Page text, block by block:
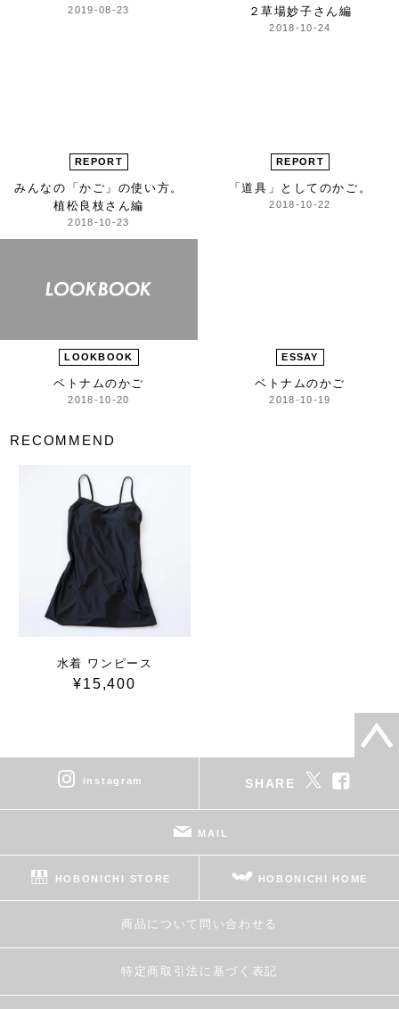
2019-08-23
２草場妙子さん編
2018-10-24
REPORT
みんなの「かご」の使い方。
植松良枝さん編
2018-10-23
REPORT
「道具」としてのかご。
2018-10-22
LOOKBOOK
ベトナムのかご
2018-10-20
ESSAY
ベトナムのかご
2018-10-19
RECOMMEND
水着 ワンピース
¥15,400
instagram SHARE
MAIL
HOBONICHI STORE HOBONICHI HOME
商品について問い合わせる
特定商取引法に基づく表記